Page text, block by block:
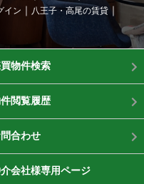
イン
八王子・高尾の賃貸
物件検索
閲覧履歴
合わせ
会社様専用ページ